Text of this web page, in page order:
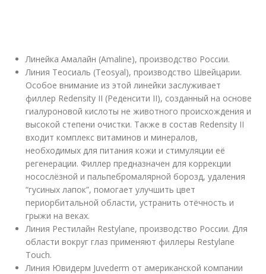
Линейка Амалайн (Amaline), производство России.
Линия Теосиаль (Teosyal), производство Швейцарии.
Особое внимание из этой линейки заслуживает
филлер Redensity II (Реденсити II), созданный на основе
гиалуроновой кислоты не животного происхождения и
высокой степени очистки. Также в состав Redensity II
входит комплекс витаминов и минералов,
необходимых для питания кожи и стимуляции её
регенерации. Филлер предназначен для коррекции
носослёзной и пальпебромалярной борозд, удаления
“гусиных лапок”, помогает улучшить цвет
периорбитальной области, устранить отёчность и
грыжи на веках.
Линия Рестилайн Restylane, производство России. Для
области вокруг глаз применяют филлеры Restylane
Touch.
Линия Ювидерм Juvederm от американской компании